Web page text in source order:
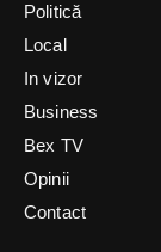
Politică
Local
In vizor
Business
Bex TV
Opinii
Contact